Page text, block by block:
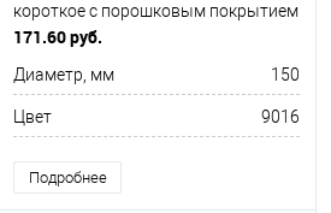
короткое c порошковым покрытием
ф220x350мм RAL 9016
171.60 руб.
Диаметр, мм 150
Цвет 9016
Подробнее